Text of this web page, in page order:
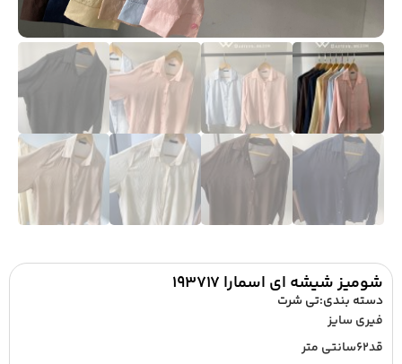
شومیز شیشه ای اسمارا ۱۹۳۷۱۷
دسته بندی:تی شرت
فیری سایز
قد۶۲سانتی متر